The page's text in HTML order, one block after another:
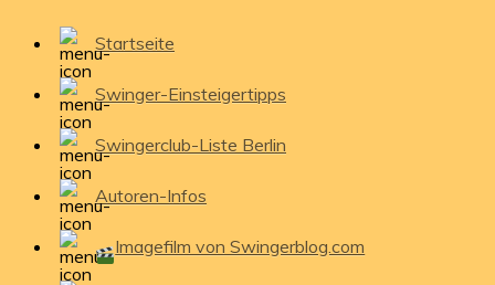
Startseite
Swinger-Einsteigertipps
Swingerclub-Liste Berlin
Autoren-Infos
Imagefilm von Swingerblog.com